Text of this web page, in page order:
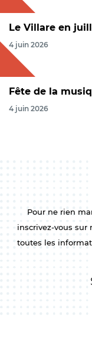
Le Villare en
4 juin 2026
Fête de la
4 juin 2026
Pour ne rien
inscrivez-vous sur
toutes les